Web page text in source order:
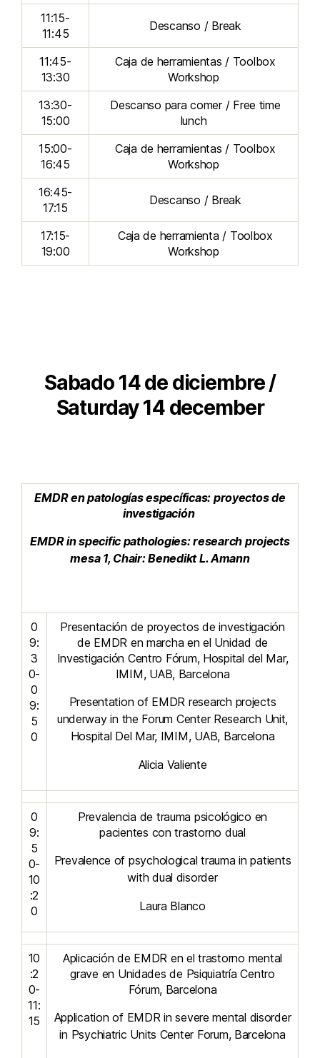
11:15-
11:45
Descanso / Break
11:45-
13:30
Caja de herramientas / Toolbox
Workshop
13:30-
15:00
Descanso para comer / Free time
lunch
15:00-
16:45
Caja de herramientas / Toolbox
Workshop
16:45-
17:15
Descanso / Break
17:15-
19:00
Caja de herramienta / Toolbox
Workshop
Sabado 14 de diciembre /
Saturday 14 december
EMDR en patologías específicas: proyectos de
investigación
EMDR in specific pathologies: research projects
mesa 1, Chair: Benedikt L. Amann
0
9:
3
0-
0
9:
5
0
Presentación de proyectos de investigación
de EMDR en marcha en el Unidad de
Investigación Centro Fórum, Hospital del Mar,
IMIM, UAB, Barcelona
Presentation of EMDR research projects
underway in the Forum Center Research Unit,
Hospital Del Mar, IMIM, UAB, Barcelona
Alicia Valiente
0
9:
5
0-
10
:2
0
Prevalencia de trauma psicológico en
pacientes con trastorno dual
Prevalence of psychological trauma in patients
with dual disorder
Laura Blanco
10
:2
0-
11:
15
Aplicación de EMDR en el trastorno mental
grave en Unidades de Psiquiatría Centro
Fórum, Barcelona
Application of EMDR in severe mental disorder
in Psychiatric Units Center Forum, Barcelona